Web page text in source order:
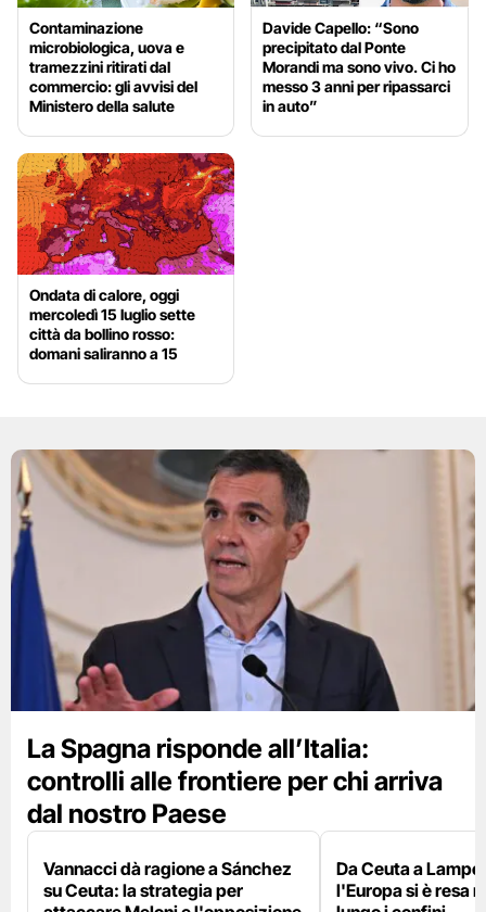
Contaminazione
microbiologica, uova e
tramezzini ritirati dal
commercio: gli avvisi del
Ministero della salute
Davide Capello: “Sono
precipitato dal Ponte
Morandi ma sono vivo. Ci ho
messo 3 anni per ripassarci
in auto”
Ondata di calore, oggi
mercoledì 15 luglio sette
città da bollino rosso:
domani saliranno a 15
La Spagna risponde all’Italia:
controlli alle frontiere per chi arriva
dal nostro Paese
Vannacci dà ragione a Sánchez
su Ceuta: la strategia per
Da Ceuta a
l'Europa si è resa